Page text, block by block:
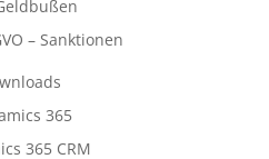
– Sanktionen
365
365 CRM